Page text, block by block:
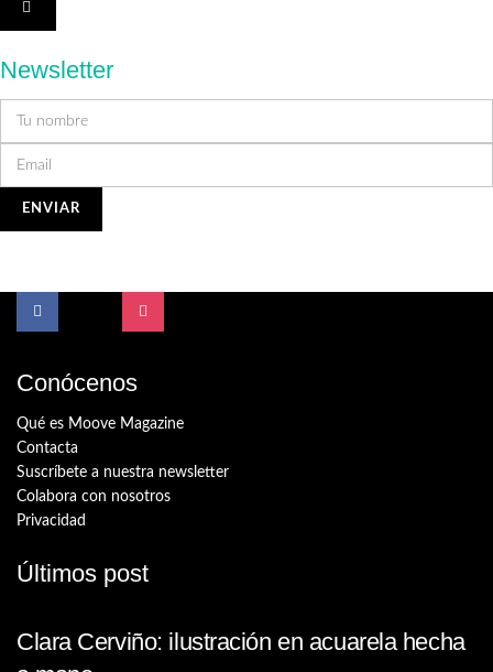
Newsletter
Conócenos
Qué es Moove Magazine
Contacta
Suscríbete a nuestra newsletter
Colabora con nosotros
Privacidad
Últimos post
Clara Cerviño: ilustración en acuarela hecha